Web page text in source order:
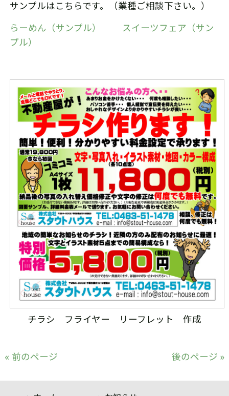
サンプルはこちらです。（業種ご相談下さい。）
らーめん（サンプル）
スイーツフェア（サン
プル）
チラシ フライヤー リーフレット 作成
« 前のページ 後のページ »